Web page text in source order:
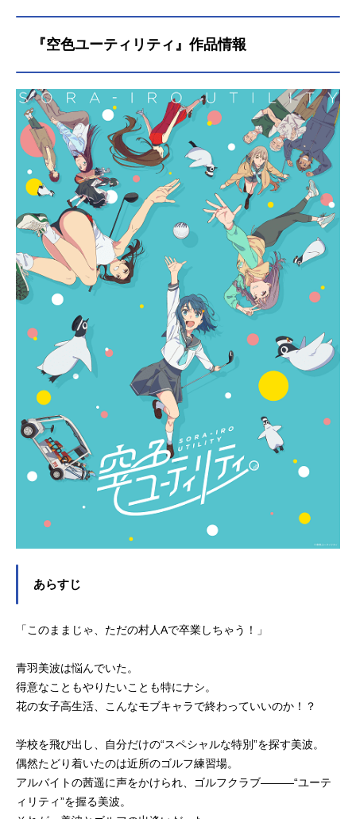
『空色ユーティリティ』作品情報
あらすじ
「このままじゃ、ただの村人Aで卒業しちゃう！」
青羽美波は悩んでいた。
得意なこともやりたいことも特にナシ。
花の女子高生活、こんなモブキャラで終わっていいのか！？
学校を飛び出し、自分だけの“スペシャルな特別”を探す美波。
偶然たどり着いたのは近所のゴルフ練習場。
アルバイトの茜遥に声をかけられ、ゴルフクラブ―――“ユーテ
ィリティ”を握る美波。